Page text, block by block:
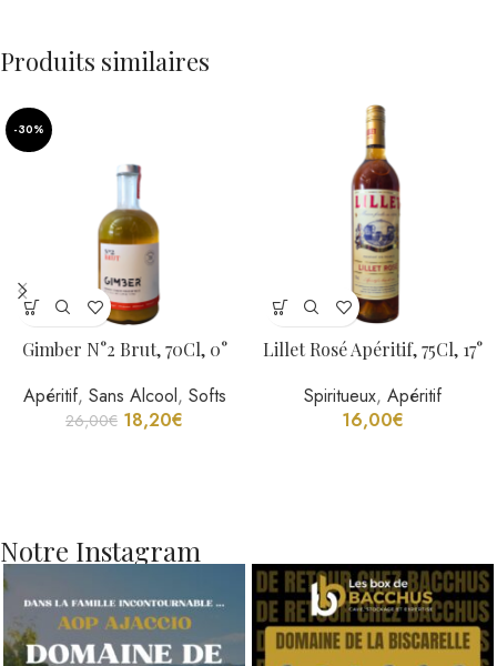
Produits similaires
-30%
Gimber N°2 Brut, 70Cl, 0°
Apéritif, Sans Alcool, Softs
26,00€ 18,20€
Lillet Rosé Apéritif, 75Cl, 17°
Spiritueux, Apéritif
16,00€
Notre Instagram